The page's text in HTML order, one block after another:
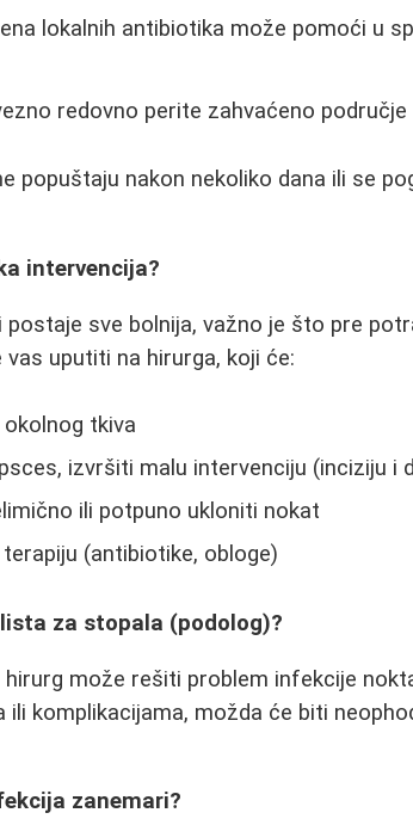
lokalnih antibiotika može pomoći u
redovno perite zahvaćeno
popuštaju nakon nekoliko dana ili se
intervencija?
sve bolnija, važno je što pre
uputiti na hirurga, koji će:
tkiva
izvršiti malu intervenciju (inciziju i
ili potpuno ukloniti nokat
(antibiotike, obloge)
za stopala (podolog)?
hirurg može rešiti problem infekcije
ili komplikacijama, možda će biti
zanemari?